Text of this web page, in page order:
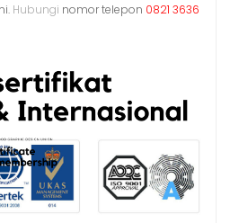
Hubungi nomor telepon 0821 3636